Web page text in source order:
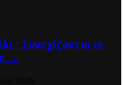
: Συνεχίζονται οι
….